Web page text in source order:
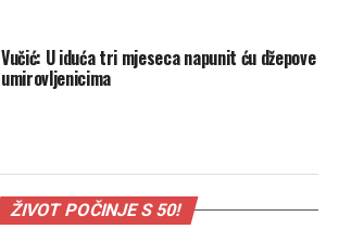
Vučić: U iduća tri mjeseca napunit ću džepove
umirovljenicima
ŽIVOT POČINJE S 50!